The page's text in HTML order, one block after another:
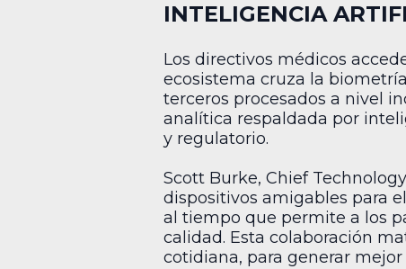
INTELIGENCIA
Los directivos médicos
ecosistema cruza la
terceros procesados a nivel
analítica respaldada por
y regulatorio.
Scott Burke, Chief
dispositivos amigables para
al tiempo que permite a los
calidad. Esta colaboración
cotidiana, para generar